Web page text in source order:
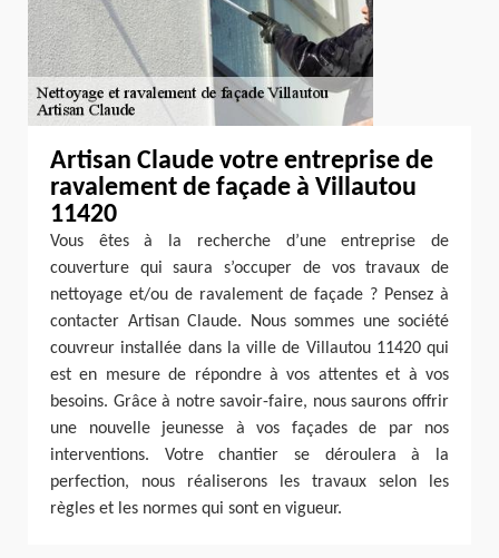
Artisan Claude votre entreprise de
ravalement de façade à Villautou
11420
Vous êtes à la recherche d’une entreprise de
couverture qui saura s’occuper de vos travaux de
nettoyage et/ou de ravalement de façade ? Pensez à
contacter Artisan Claude. Nous sommes une société
couvreur installée dans la ville de Villautou 11420 qui
est en mesure de répondre à vos attentes et à vos
besoins. Grâce à notre savoir-faire, nous saurons offrir
une nouvelle jeunesse à vos façades de par nos
interventions. Votre chantier se déroulera à la
perfection, nous réaliserons les travaux selon les
règles et les normes qui sont en vigueur.